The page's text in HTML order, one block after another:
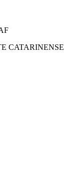
CATARINENSE